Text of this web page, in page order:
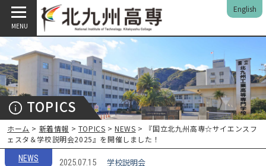
MENU
English
TOPICS
ホーム > 新着情報 > TOPICS >NEWS > 『国立北九州高専☆サイエンスフ
ェスタ＆学校説明会2025』を開催しました！
NEWS 2025.07.15 学校説明会